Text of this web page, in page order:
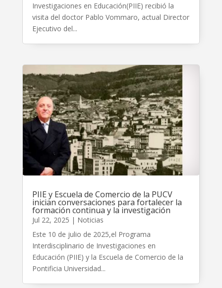
Investigaciones en Educación(PIIE) recibió la
visita del doctor Pablo Vommaro, actual Director
Ejecutivo del...
PIIE y Escuela de Comercio de la PUCV
inician conversaciones para fortalecer la
formación continua y la investigación
Jul 22, 2025 | Noticias
Este 10 de julio de 2025,el Programa
Interdisciplinario de Investigaciones en
Educación (PIIE) y la Escuela de Comercio de la
Pontificia Universidad...